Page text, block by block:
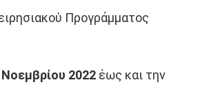
Προγράμματος
2022 έως και την